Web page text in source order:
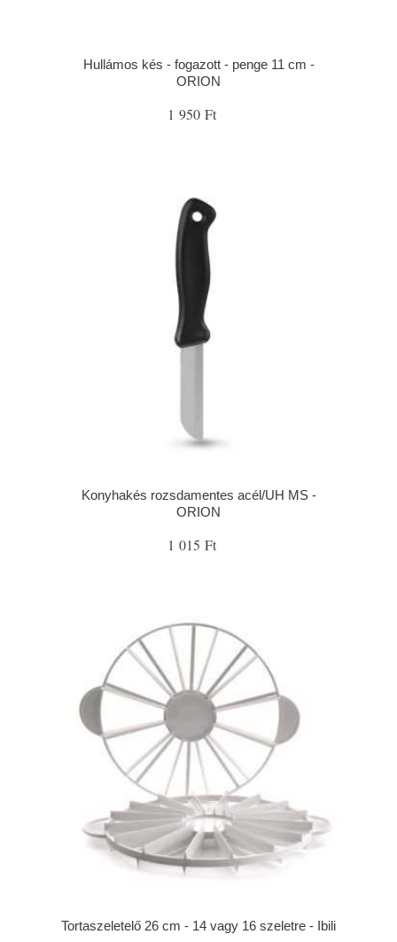
Hullámos kés - fogazott - penge 11 cm -
ORION
1 950 Ft
Konyhakés rozsdamentes acél/UH MS -
ORION
1 015 Ft
Tortaszeletelő 26 cm - 14 vagy 16 szeletre - Ibili